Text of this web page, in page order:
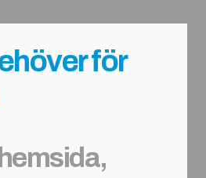
för